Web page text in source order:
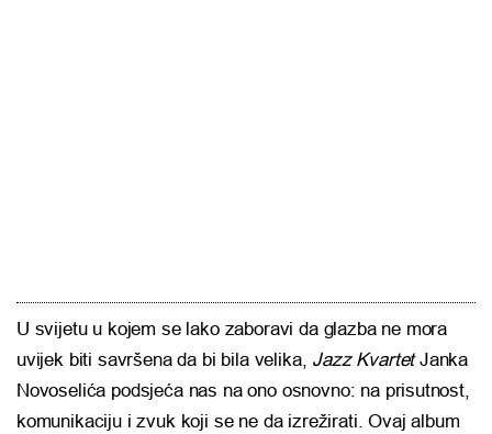
U svijetu u kojem se lako zaboravi da glazba ne mora
uvijek biti savršena da bi bila velika, Jazz KvartetJanka
Novoselića podsjeća nas na ono osnovno: na prisutnost,
komunikaciju i zvuk koji se ne da izrežirati. Ovaj album